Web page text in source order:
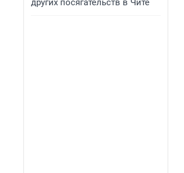
других посягательств в Чите